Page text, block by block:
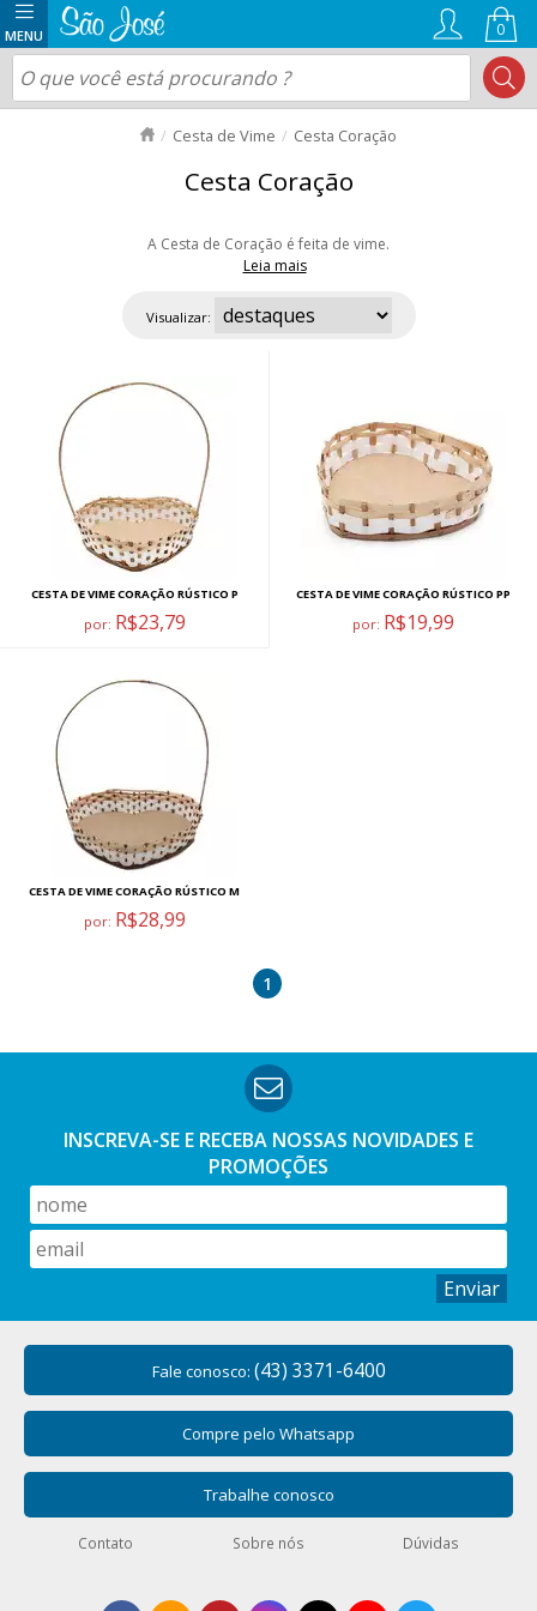
0
Cesta de Vime Cesta Coração
Cesta Coração
A Cesta de Coração é feita de vime.
Leia mais
Excelente opção para arranjos decorativos, como chocolates, café da
manhã ou presentes em geral. Aproveite as ofertas e nosso envio rápido
Visualizar:
CESTA DE VIME CORAÇÃO RÚSTICO P
por: R$23,79
CESTA DE VIME CORAÇÃO RÚSTICO PP
por: R$19,99
CESTA DE VIME CORAÇÃO RÚSTICO M
por: R$28,99
1
INSCREVA-SE E RECEBA NOSSAS NOVIDADES E
PROMOÇÕES
Enviar
Fale conosco: (43) 3371-6400
Compre pelo Whatsapp
Trabalhe conosco
Contato Sobre nós Dúvidas